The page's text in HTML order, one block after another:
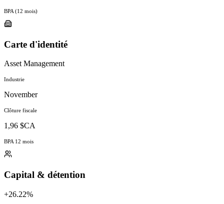
BPA (12 mois)
Carte d'identité
Asset Management
Industrie
November
Clôture fiscale
1,96 $CA
BPA 12 mois
Capital & détention
+26.22%